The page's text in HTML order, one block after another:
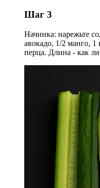
Шаг 3
Начинка: нарежьте
авокадо, 1/2 манго,
перца. Длина - как